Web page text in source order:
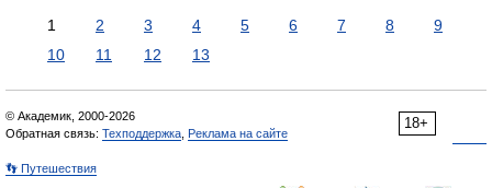
1 2 3 4 5 6 7 8
9
10
11 12 13
18+
© Академик, 2000-2026
Обратная связь: Техподдержка Реклама на сайте
👣 Путешествия